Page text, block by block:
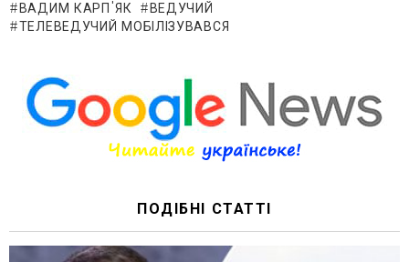
ВАДИМ КАРП'ЯК
ВЕДУЧИЙ
ТЕЛЕВЕДУЧИЙ МОБІЛІЗУВАВСЯ
ПОДІБНІ СТАТТІ